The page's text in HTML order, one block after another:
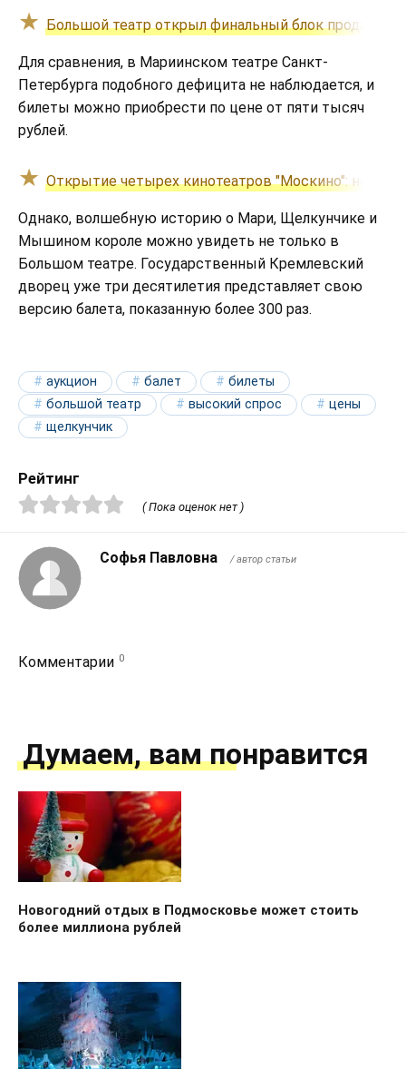
Большой театр открыл финальный блок продаж
Для сравнения, в Мариинском театре Санкт-
Петербурга подобного дефицита не наблюдается, и
билеты можно приобрести по цене от пяти тысяч
рублей.
Открытие четырех кинотеатров "Москино":
Однако, волшебную историю о Мари, Щелкунчике и
Мышином короле можно увидеть не только в
Большом театре. Государственный Кремлевский
дворец уже три десятилетия представляет свою
версию балета, показанную более 300 раз.
аукцион балет
билеты
большой театр
высокий спрос
цены
щелкунчик
Рейтинг
( Пока оценок нет )
Софья Павловна / автор статьи
Комментарии 0
Думаем, вам понравится
Новогодний отдых в Подмосковье может стоить
более миллиона рублей